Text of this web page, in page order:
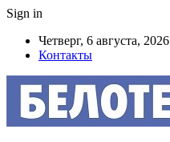
Sign in
Четверг, 6 августа, 2026
Контакты